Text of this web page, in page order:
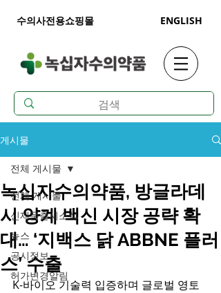
수의사전용쇼핑몰 ENGLISH
게시물
전체 게시물
신제품출시소식
뉴스
공시정보
허가변경알림
전체 게시물
녹십자수의약품, 방글라데
시 양계 백신 시장 공략 확
대… ‘지백스 닭 ABBNE 플러
스’ 수출
K-바이오 기술력 입증하며 글로벌 영토